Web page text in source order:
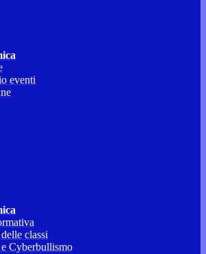
eventi
classi
Cyberbullismo